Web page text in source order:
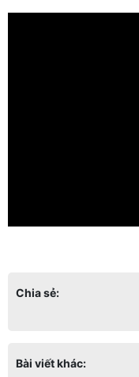
Chia sẻ:
Bài viết khác: